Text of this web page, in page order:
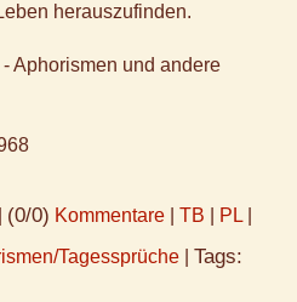
herauszufinden.
Aphorismen und andere
(0/0) Kommentare TB PL
Tagessprüche Tags: